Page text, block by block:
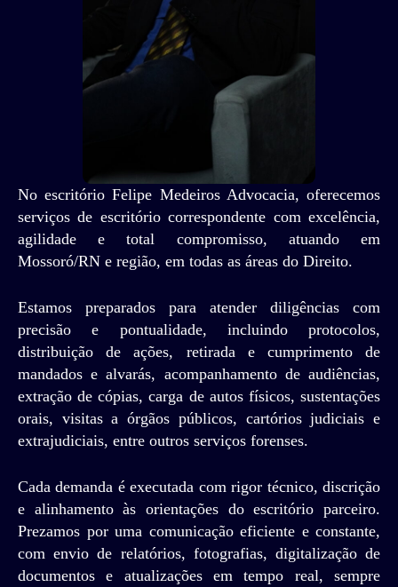
No escritório Felipe Medeiros Advocacia, oferecemos
serviços de escritório correspondente com excelência,
agilidade e total compromisso, atuando em
Mossoró/RN e região, em todas as áreas do Direito.
Estamos preparados para atender diligências com
precisão e pontualidade, incluindo protocolos,
distribuição de ações, retirada e cumprimento de
mandados e alvarás, acompanhamento de audiências,
extração de cópias, carga de autos físicos, sustentações
orais, visitas a órgãos públicos, cartórios judiciais e
extrajudiciais, entre outros serviços forenses.
Cada demanda é executada com rigor técnico, discrição
e alinhamento às orientações do escritório parceiro.
Prezamos por uma comunicação eficiente e constante,
com envio de relatórios, fotografias, digitalização de
documentos e atualizações em tempo real, sempre